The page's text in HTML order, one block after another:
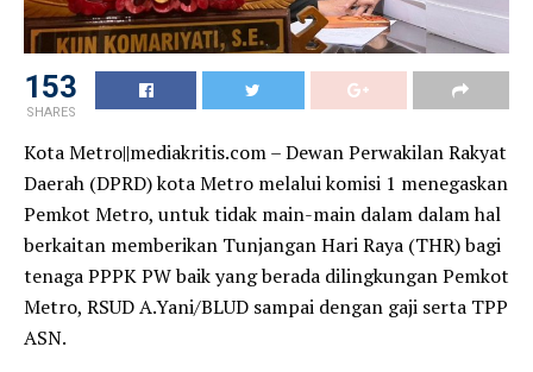
153
SHARES
Kota Metro||mediakritis.com – Dewan Perwakilan Rakyat
Daerah (DPRD) kota Metro melalui komisi 1 menegaskan
Pemkot Metro, untuk tidak main-main dalam dalam hal
berkaitan memberikan Tunjangan Hari Raya (THR) bagi
tenaga PPPK PW baik yang berada dilingkungan Pemkot
Metro, RSUD A.Yani/BLUD sampai dengan gaji serta TPP
ASN.